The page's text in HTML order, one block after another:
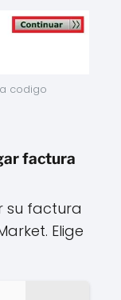
codigo
factura
su factura
Elige